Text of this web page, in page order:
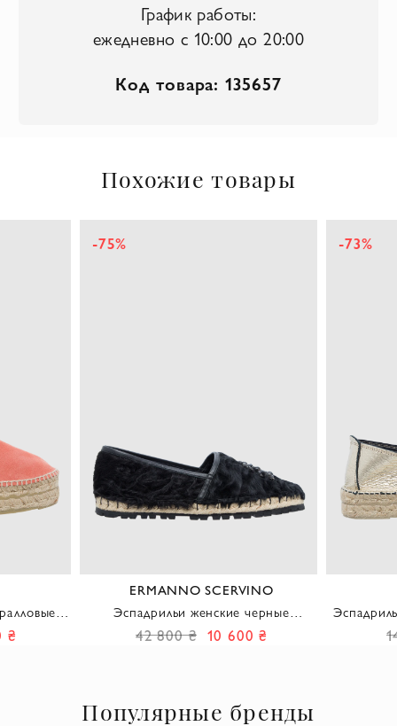
График работы:
ежедневно с 10:00 до 20:00
Код товара: 135657
Похожие товары
₴
ERMANNO SCERVINO
Эспадрильи женские черные
кожаные с мехом и кристаллами
-75%
42 800 ₴ 10 600 ₴
с
-73%
Популярные бренды